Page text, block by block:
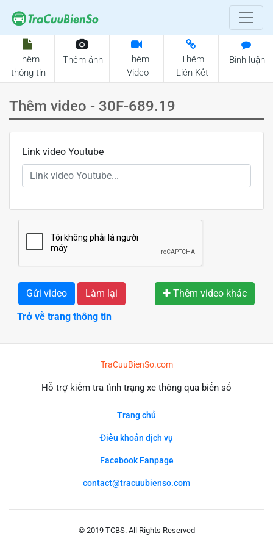
Thêm
thông tin
Thêm ảnh
Thêm
Video
Thêm
Liên Kết
Bình luận
Thêm video - 30F-689.19
Link video Youtube
Thêm video khác
Gửi video
Làm lại
Trở về trang thông tin
TraCuuBienSo.com
Hỗ trợ kiểm tra tình trạng xe thông qua biển số
Trang chủ
Điều khoản dịch vụ
Facebook Fanpage
contact@tracuubienso.com
© 2019 TCBS. All Rights Reserved